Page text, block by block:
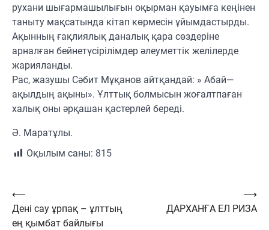
рухани шығармашылығын оқырман қауымға кеңінен
таныту мақсатында кітап көрмесін ұйымдастырды.
Ақынның ғақлиялық даналық қара сөздеріне
арналған бейнетүсірілімдер әлеуметтік желілерде
жарияланды.
Рас, жазушы Сәбит Мұқанов айтқандай: » Абай—
ақылдың ақыны». Ұлттық болмысын жоғалтпаған
халық оны әрқашан қастерлей береді.
Ә. Маратұлы.
Оқылым саны: 815
Навигация
по
⟵
Дені сау ұрпақ – ұлттың
ең қымбат байлығы
ДАРХАНҒА ЕЛ РИЗА
⟶